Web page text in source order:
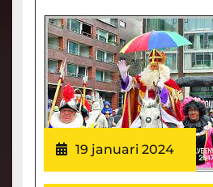
19 januari 2024